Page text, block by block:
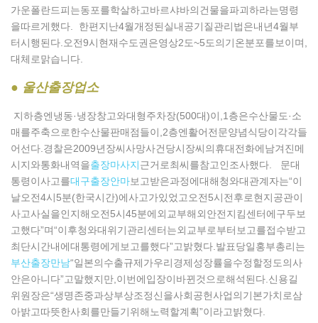
가운폴란드피는동포를학살하고바르샤바의건물을파괴하라는명령
을따르게했다. 한편지난4월개정된실내공기질관리법은내년4월부
터시행된다.오전9시현재수도권은영상2도~5도의기온분포를보이며,
대체로맑습니다.
● 울산출장업소
지하층엔냉동·냉장창고와대형주차장(500대)이,1층은수산물도·소
매를주축으로한수산물판매점들이,2층엔활어전문양념식당이각각들
어선다.경찰은2009년장씨사망사건당시장씨의휴대전화에남겨진메
시지와통화내역을출장마사지근거로최씨를참고인조사했다. 문대
통령이사고를대구출장안마보고받은과정에대해청와대관계자는“이
날오전4시5분(한국시간)에사고가있었고오전5시전후로현지공관이
사고사실을인지해오전5시45분에외교부해외안전지킴센터에구두보
고했다”며“이후청와대위기관리센터는외교부로부터보고를접수받고
최단시간내에대통령에게보고를했다”고밝혔다.발표당일홍부총리는
부산출장만남“일본의수출규제가우리경제성장률을수정할정도의사
안은아니다”고말했지만,이번에입장이바뀐것으로해석된다.신용길
위원장은“생명존중과상부상조정신을사회공헌사업의기본가치로삼
아밝고따뜻한사회를만들기위해노력할계획”이라고밝혔다.